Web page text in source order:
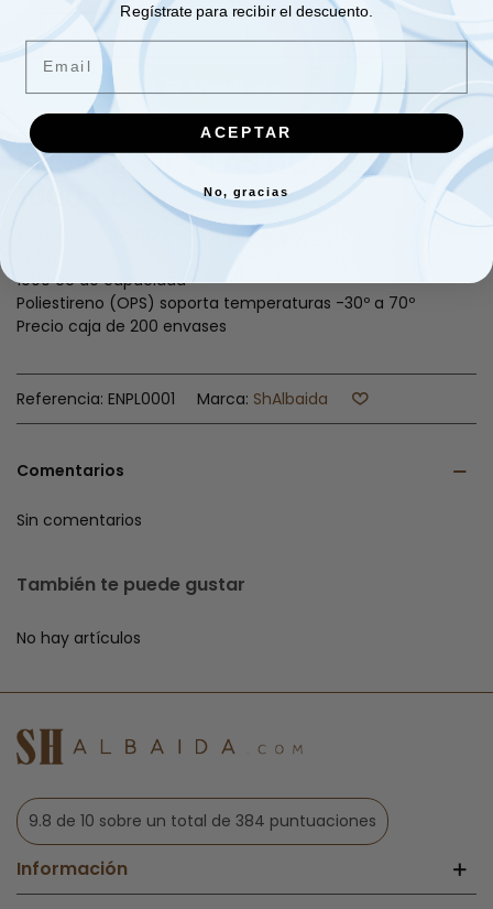
- +
Añadir al carrito
ENVASE DE PLÁSTICO OPS
ENVASE DE PLÁSTICO con tapa visagra
1000 cc de capacidad
Poliestireno (OPS) soporta temperaturas -30º a 70º
Precio caja de 200 envases
Referencia: ENPL0001 Marca: ShAlbaida
Comentarios
Sin comentarios
También te puede gustar
No hay artículos
9.8 de 10 sobre un total de 384 puntuaciones
Información
Regístrate para recibir el descuento.
ACEPTAR
No, gracias